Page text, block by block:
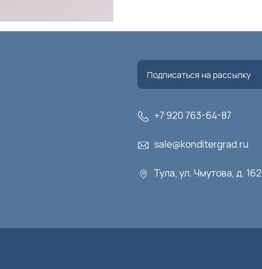
+7 920 763-64-87
sale@konditergrad.ru
Тула, ул. Чмутова, д.